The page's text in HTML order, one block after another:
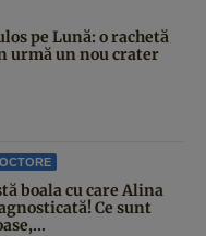
pe Lună: o rachetă
urmă un nou crater
boala cu care Alina
Ce sunt